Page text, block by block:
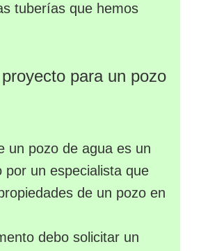
tuberías que hemos
para un pozo
un pozo de agua es un
por un especialista que
de un pozo en
debo solicitar un